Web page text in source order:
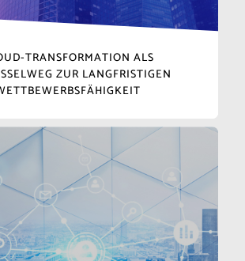
TRANSFORMATION ALS
ZUR LANGFRISTIGEN